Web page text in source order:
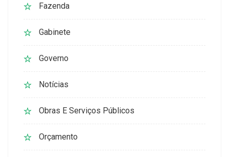
Fazenda
Gabinete
Governo
Notícias
Obras E Serviços Públicos
Orçamento